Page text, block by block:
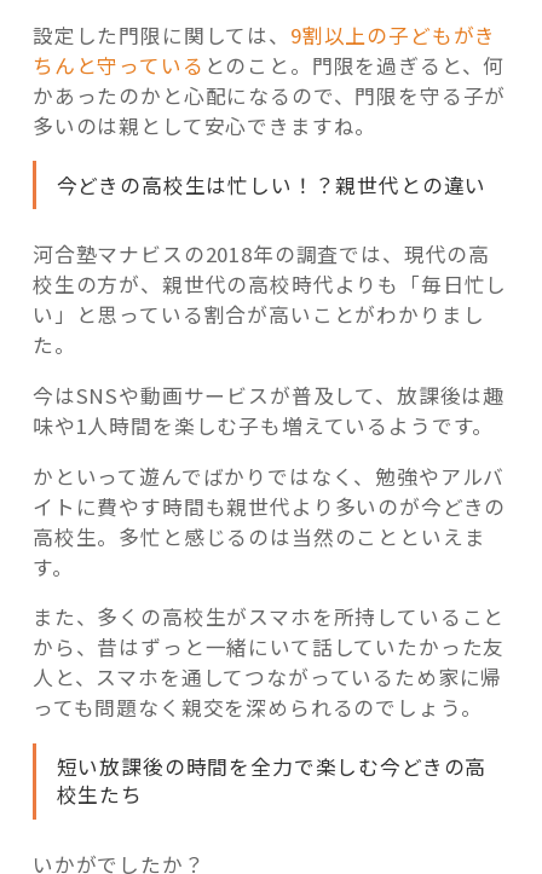
設定した門限に関しては、 9割以上の子どもがき
ちんと守っている とのこと。門限を過ぎると、何
かあったのかと心配になるので、門限を守る子が
多いのは親として安心できますね。
今どきの高校生は忙しい！？親世代との違い
河合塾マナビスの2018年の調査では、現代の高
校生の方が、親世代の高校時代よりも「毎日忙し
い」と思っている割合が高いことがわかりまし
た。
今はSNSや動画サービスが普及して、放課後は趣
味や1人時間を楽しむ子も増えているようです。
かといって遊んでばかりではなく、勉強やアルバ
イトに費やす時間も親世代より多いのが今どきの
高校生。多忙と感じるのは当然のことといえま
す。
また、多くの高校生がスマホを所持していること
から、昔はずっと一緒にいて話していたかった友
人と、スマホを通してつながっているため家に帰
っても問題なく親交を深められるのでしょう。
短い放課後の時間を全力で楽しむ今どきの高
校生たち
いかがでしたか？